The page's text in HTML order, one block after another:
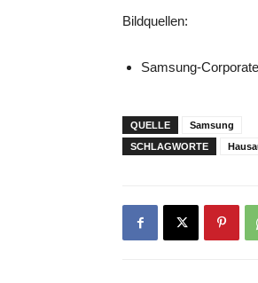
Bildquellen:
Samsung-
QUELLE
Samsung
SCHLAGWORTE